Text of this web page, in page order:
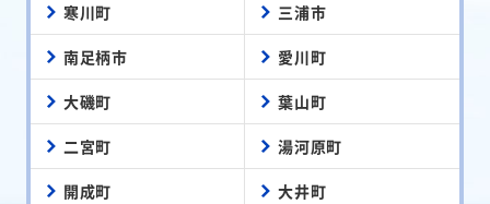
寒川町 三浦市
南足柄市 愛川町
大磯町 葉山町
二宮町 湯河原町
開成町 大井町